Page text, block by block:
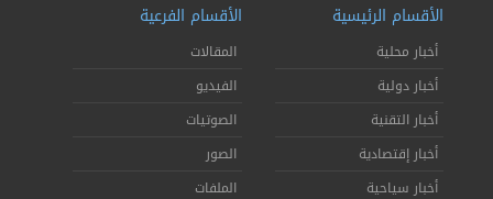
الأقسام الرئيسية
أخبار محلية
أخبار دولية
أخبار التقنية
أخبار إقتصادية
أخبار سياحية
الأقسام الفرعية
المقالات
الفيديو
الصوتيات
الصور
الملفات